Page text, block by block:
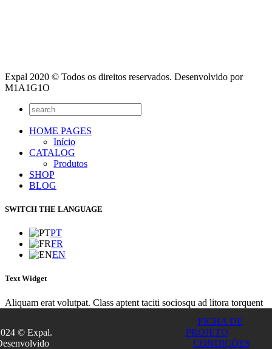
Expal 2020 © Todos os direitos reservados. Desenvolvido por
M1A1G1O
© Expal.
FICHA DE
PROJETO
CONDIÇÕES
HOME PAGES
Início
CATALOG
Produtos
SHOP
BLOG
SWITCH THE LANGUAGE
PT
FR
EN
Text Widget
Aliquam erat volutpat. Class aptent taciti sociosqu ad litora torquent
turpis. Nunc euismod lacus sit amet purus euismod placerat? Integer
gravida imperdiet tincidunt. Vivamus convallis dolor ultricies tellus
consequat, in tempor tortor facilisis! Etiam et enim magna.